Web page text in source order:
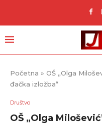
Početna » OŠ „Olga
đačka izložba“
Društvo
OŠ „Olga